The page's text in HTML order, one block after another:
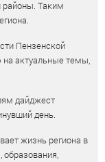
районы. Таким
Пензенской
на актуальные темы,
дайджест
день.
жизнь региона в
образования,